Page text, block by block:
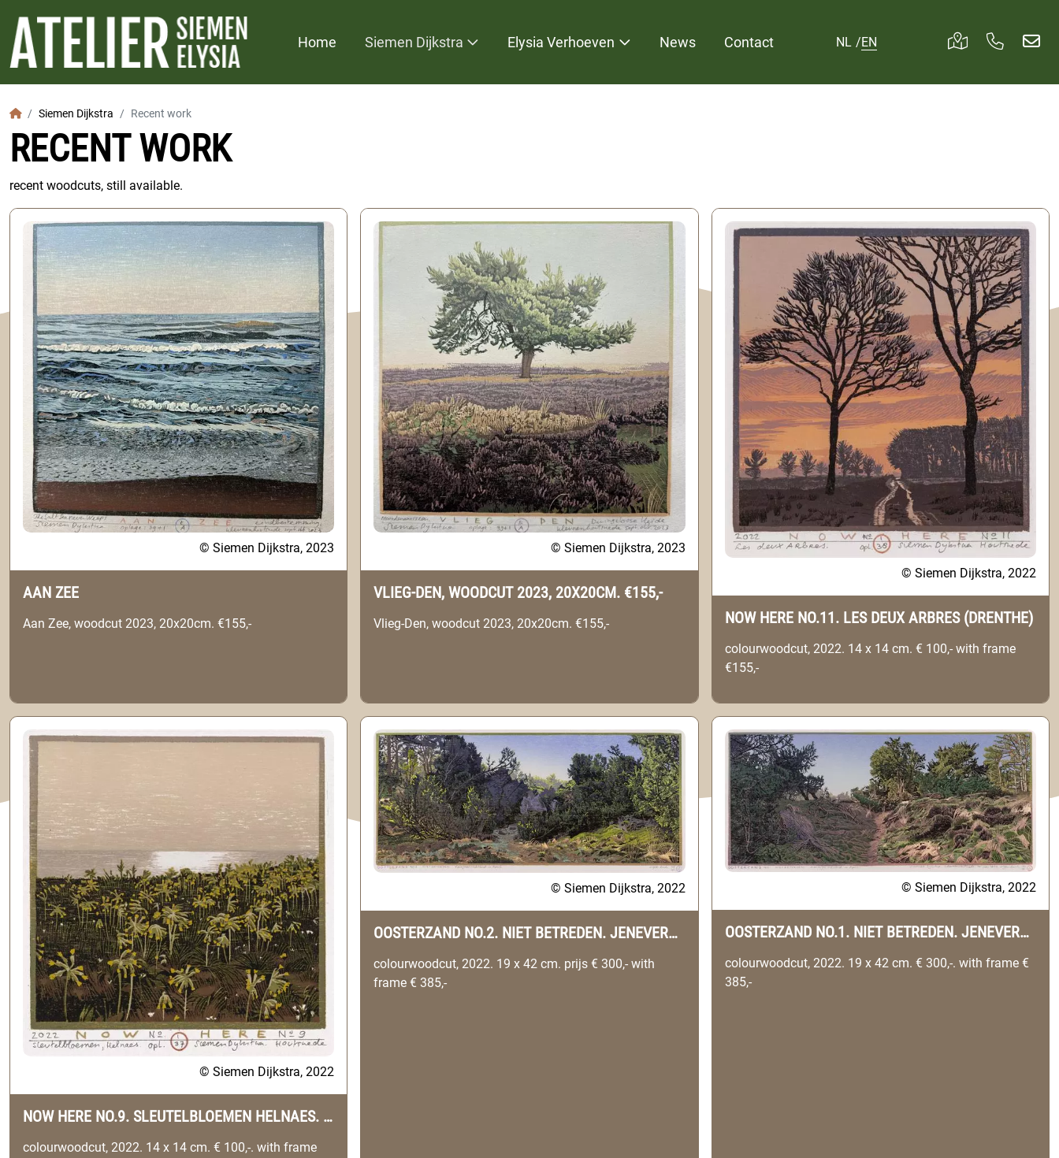
Home Siemen Dijkstra Elysia Verhoeven News Contact NL /EN
HomeSiemen Dijkstra Recent work
RECENT WORK
recent woodcuts, still available.
© Siemen Dijkstra, 2023
AAN ZEE
Aan Zee, woodcut 2023, 20x20cm. €155,-
© Siemen Dijkstra, 2023
VLIEG-DEN, WOODCUT 2023, 20X20CM. €155,-
Vlieg-Den, woodcut 2023, 20x20cm. €155,-
© Siemen Dijkstra, 2022
NOW HERE NO.11. LES DEUX ARBRES (DRENTHE)
colourwoodcut, 2022. 14 x 14 cm. € 100,- with frame
€155,-
© Siemen Dijkstra, 2022
NOW HERE NO.9. SLEUTELBLOEMEN HELNAES. (DENMARK)
colourwoodcut, 2022. 14 x 14 cm. € 100,-. with frame
© Siemen Dijkstra, 2022
OOSTERZAND NO.2. NIET BETREDEN. JENEVERBES STRUWEEL, UFFELTE (DRENTHE)
colourwoodcut, 2022. 19 x 42 cm. prijs € 300,- with
frame € 385,-
© Siemen Dijkstra, 2022
OOSTERZAND NO.1. NIET BETREDEN. JENEVERBES STRUWEEL. UFFELTE (DRENTHE)
colourwoodcut, 2022. 19 x 42 cm. € 300,-. with frame €
385,-